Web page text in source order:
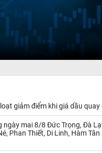
giảm điểm khi giá dầu quay
ngày mai 8/8 Đức Trọng, Đà
Phan Thiết, Di Linh, Hàm